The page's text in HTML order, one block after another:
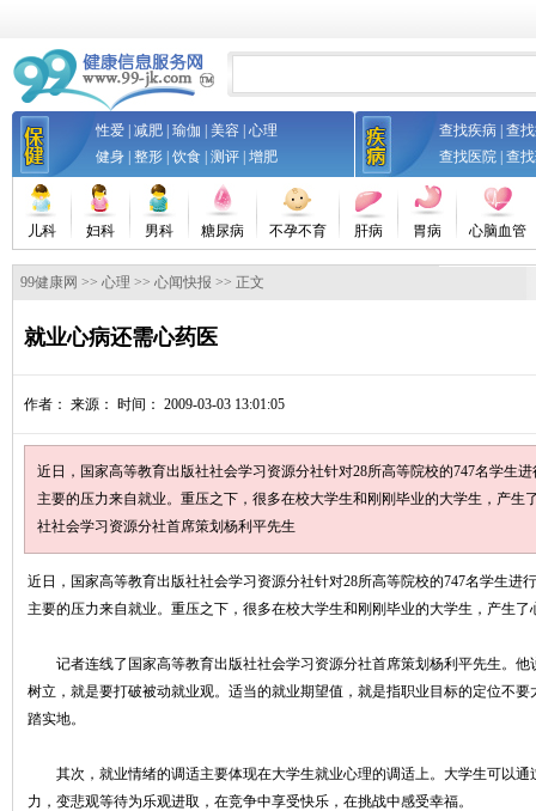
性爱 减肥 瑜伽 美容 心理
健身 整形 饮食 测评 增肥
查找疾病 查
查找医院 查
儿科 妇科 男科 糖尿病 不孕不育 肝病 胃病 心脑血管
99健康网 >> 心理 >> 心闻快报 >> 正文
就业心病还需心药医
作者： 来源： 时间： 2009-03-03 13:01:05
近日，国家高等教育出版社社会学习资源分社针对28所高等院校的747名学生
主要的压力来自就业。重压之下，很多在校大学生和刚刚毕业的大学生，产生
社社会学习资源分社首席策划杨利平先生
近日，国家高等教育出版社社会学习资源分社针对28所高等院校的747名学生进
主要的压力来自就业。重压之下，很多在校大学生和刚刚毕业的大学生，产生了
记者连线了国家高等教育出版社社会学习资源分社首席策划杨利平先生。他
树立，就是要打破被动就业观。适当的就业期望值，就是指职业目标的定位不
踏实地。
其次，就业情绪的调适主要体现在大学生就业心理的调适上。大学生可以通
力，变悲观等待为乐观进取，在竞争中享受快乐，在挑战中感受幸福。